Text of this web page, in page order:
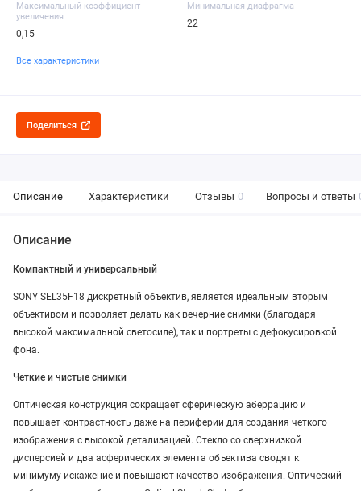
Максимальный коэффициент
увеличения
0,15
Минимальная диафрагма
22
Все характеристики
Поделиться
Описание Характеристики Отзывы 0 Вопросы и ответы
Описание
Компактный и универсальный
SONY SEL35F18 дискретный объектив, является идеальным вторым
объективом и позволяет делать как вечерние снимки (благодаря
высокой максимальной светосиле), так и портреты с дефокусировкой
фона.
Четкие и чистые снимки
Оптическая конструкция сокращает сферическую аберрацию и
повышает контрастность даже на периферии для создания четкого
изображения с высокой детализацией. Стекло со сверхнизкой
дисперсией и два асферических элемента объектива сводят к
минимуму искажение и повышают качество изображения. Оптический